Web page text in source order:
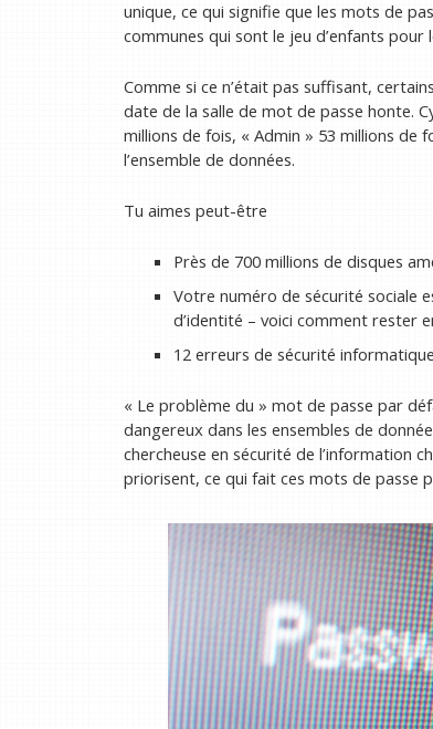
unique, ce qui signifie que les mots de
communes qui sont le jeu d’enfants pour
Comme si ce n’était pas suffisant,
date de la salle de mot de passe honte.
millions de fois, « Admin » 53 millions de
l’ensemble de données.
Tu aimes peut-être
Près de 700 millions de disques
Votre numéro de sécurité sociale
d’identité – voici comment rester
12 erreurs de sécurité
« Le problème du » mot de passe par
dangereux dans les ensembles de
chercheuse en sécurité de l’information
priorisent, ce qui fait ces mots de passe